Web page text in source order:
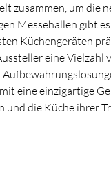
zusammen, um die
Messehallen gibt
Küchengeräten
eine Vielzahl
eine einzigartige
die Küche ihrer